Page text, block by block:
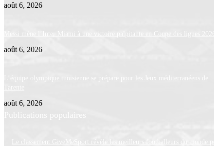
août 6, 2026
Messi mène l’Inter Miami à une victoire palpitante en Coupe des ligues 2026
août 6, 2026
L’équipe olympique tunisienne se prépare pour les Jeux méditerranéens de
Tarente
août 6, 2026
Publications populaires
Le classement GiveMeSport révèle les meilleurs footballeurs du monde